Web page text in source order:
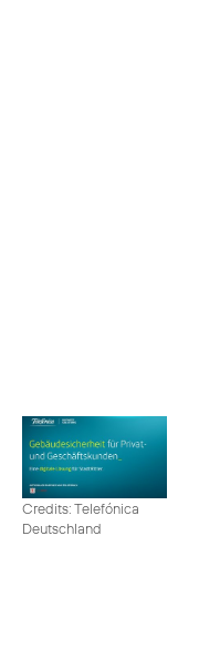
Credits: Telefónica
Deutschland